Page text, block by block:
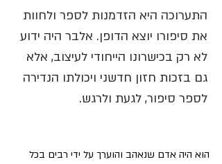
התערוכה היא הזדמנות לספר ולחוות
את סיפורו יוצא הדופן. אלבר היה ידוע
לא רק בכישרונו הייחודי לעיצוב, אלא
גם בזכות חזון חדשני ויכולתו הנדירה
לספר סיפור, לגעת ולרגש.
הוא היה אדם שנאהב והוערך על ידי רבים בכל